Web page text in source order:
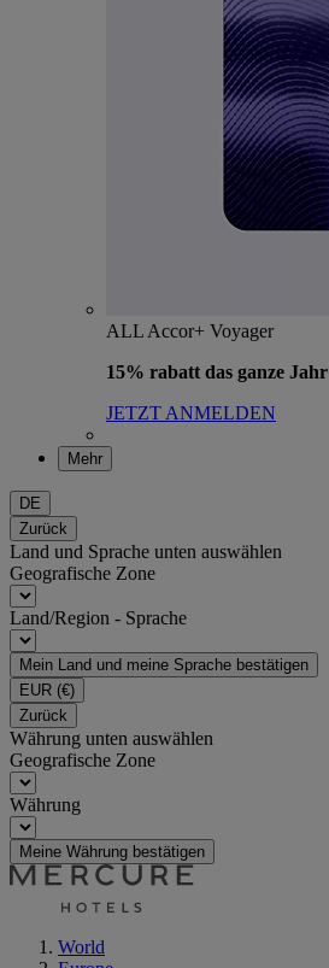
ALL Accor+ Voyager
15% rabatt das ganze Jahr
JETZT ANMELDEN
Mehr
DE
Zurück
Land und Sprache unten auswählen
Geografische Zone
Land/Region - Sprache
Mein Land und meine Sprache bestätigen
EUR (€)
Zurück
Währung unten auswählen
Geografische Zone
Währung
Meine Währung bestätigen
World